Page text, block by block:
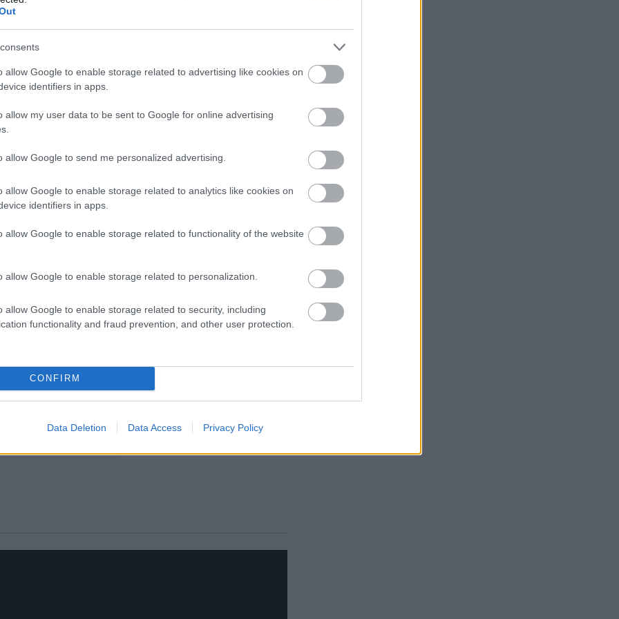
allow Google to enable storage related to advertising like cookies on
identifiers in apps.
allow my user data to be sent to Google for online advertising
allow Google to send me personalized advertising.
allow Google to enable storage related to analytics like cookies on
identifiers in apps.
allow Google to enable storage related to functionality of the website
allow Google to enable storage related to personalization.
allow Google to enable storage related to security, including
functionality and fraud prevention, and other user protection.
CONFIRM
Data Deletion Data Access Privacy Policy
κοινωνικής ζωής που επιμένει. Οι
και θέλει σθένος, θέληση, για να
της νύχτας, η απάτη του τζόγου και αυτοί που
άνθρωποι δοκιμάζονται. Όπως οι
έδωσαν μια παράσταση σκληρού κοινωνικού
πέτυχαν. Οι αναστατωμένοι ήρωες τους
εμπειρίες του. Τα προβλήματα του«Παντελή»
τα έχουμε ακούσει, μπορεί και να τα έχουμε
την εξαπάτηση να ανταπεξέλθει και ο άλλος
του. Η ιστορία δεν είναι πρωτότυπη και
που μας τη δίνουν οι συντελεστές σε κάνει να
απελπισία των χαρακτήρων. Στο
μπαρ, καφενείο. Ξαναβρήκαμε τον χώρο που
μαγαζιά, αισθήματα, ζωές.